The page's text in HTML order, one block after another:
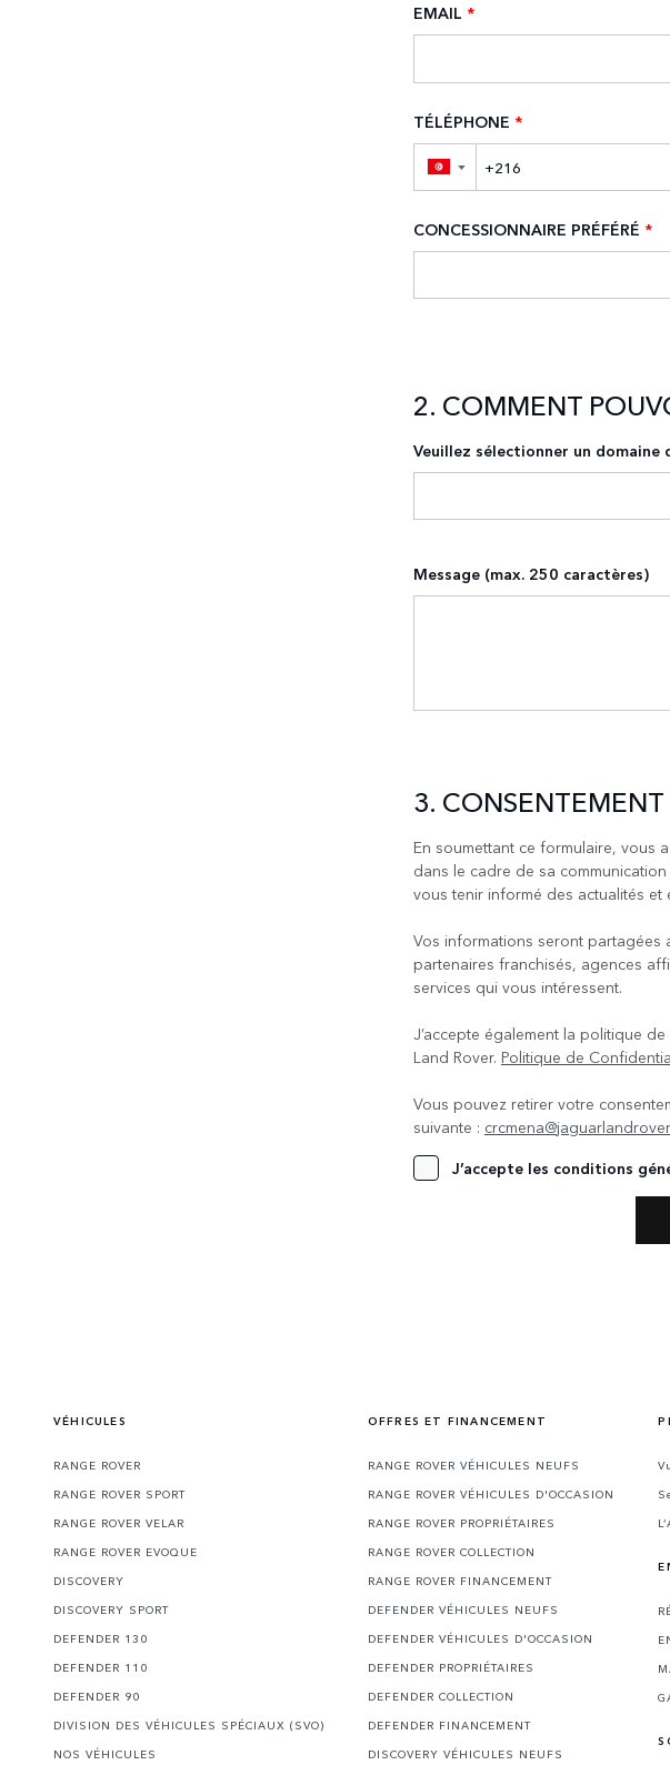
EMAIL *
TÉLÉPHONE *
▼
CONCESSIONNAIRE PRÉFÉRÉ *
2. COMMENT
Veuillez sélectionner un
Message (max. 250 caractères)
3. CONSENTEMENT
En soumettant ce formulaire, vous
dans le cadre de sa
vous tenir informé des actualités et
Vos informations seront partagées
partenaires franchisés, agences
services qui vous intéressent.
J’accepte également la politique
Land Rover. Politique de
Vous pouvez retirer votre
suivante :
J’accepte les conditions
VÉHICULES
RANGE ROVER
RANGE ROVER SPORT
RANGE ROVER VELAR
RANGE ROVER EVOQUE
DISCOVERY
DISCOVERY SPORT
DEFENDER 130
DEFENDER 110
DEFENDER 90
DIVISION DES VÉHICULES SPÉCIAUX (SVO)
NOS VÉHICULES
OFFRES ET FINANCEMENT
RANGE ROVER VÉHICULES NEUFS
RANGE ROVER VÉHICULES D'OCCASION
RANGE ROVER PROPRIÉTAIRES
RANGE ROVER COLLECTION
RANGE ROVER FINANCEMENT
DEFENDER VÉHICULES NEUFS
DEFENDER VÉHICULES D'OCCASION
DEFENDER PROPRIÉTAIRES
DEFENDER COLLECTION
DEFENDER FINANCEMENT
DISCOVERY VÉHICULES NEUFS